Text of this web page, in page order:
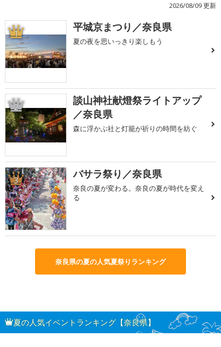
2026/08/09 更新
1 平城京まつり／奈良県
夏の夜を思いっきり楽しもう
2
談山神社献燈祭ライトアップ
／奈良県
森に浮かぶ社と灯籠が祈りの時間を紡ぐ
3 バサラ祭り／奈良県
奈良の夏が変わる。奈良の夏が時代を変え
る
奈良県の夏の人気夏祭りランキング
夏の人気イベントランキング【奈良県】